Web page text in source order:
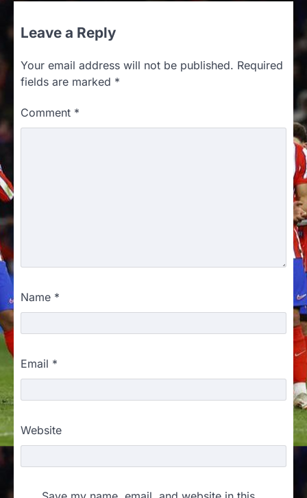
Leave a Reply
Your email address will not be published. Required
fields are marked *
Comment *
Name *
Email *
Website